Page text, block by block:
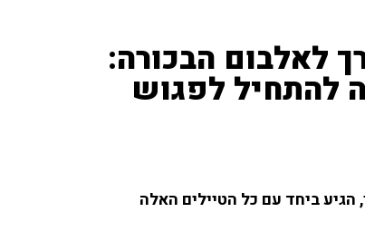
לאלבום הבכורה:
להתחיל לפגוש
הגיע ביחד עם כל הטיילים האלה